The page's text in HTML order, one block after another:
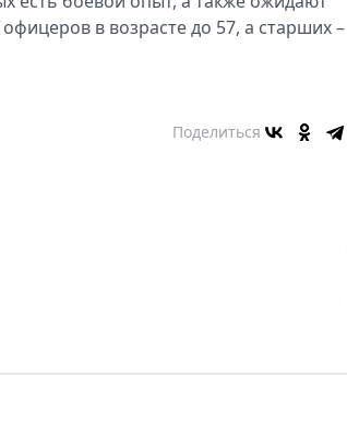
в возрасте до 57, а старших –
Поделиться